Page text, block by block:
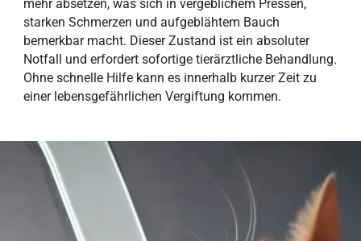
mehr absetzen, was sich in vergeblichem Pressen,
starken Schmerzen und aufgeblähtem Bauch
bemerkbar macht. Dieser Zustand ist ein absoluter
Notfall und erfordert sofortige tierärztliche Behandlung.
Ohne schnelle Hilfe kann es innerhalb kurzer Zeit zu
einer lebensgefährlichen Vergiftung kommen.